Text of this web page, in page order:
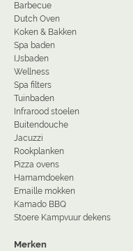
Barbecue
Dutch Oven
Koken & Bakken
Spa baden
IJsbaden
Wellness
Spa filters
Tuinbaden
Infrarood stoelen
Buitendouche
Jacuzzi
Rookplanken
Pizza ovens
Hamamdoeken
Emaille mokken
Kamado BBQ
Stoere Kampvuur dekens
Merken